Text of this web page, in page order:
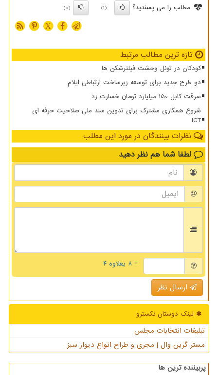
مطلب را می پسندید؟
(1)
(0)
X
تازه ترین مطالب مرتبط
کودکان در تونل وحشت فیلترشکن ها
دو طرح جدید برای توسعه زیرساخت ارتباطی ایلام
سرقت کابل 150 میلیارد تومان خسارت زد
شروع همکاری مشترک برای تدوین سند ملی صلاحیت حرفه ای
ICT
نظرات بینندگان در مورد این مطلب
لطفا شما هم نظر دهید
= ۸ بعلاوه ۴
ارسال نظر
لینک دوستان نكسترو
تبلیغات انتخابات مجلس
مستر گرین وال | مجری و طراح انواع دیوار سبز
پربیننده ترین ها